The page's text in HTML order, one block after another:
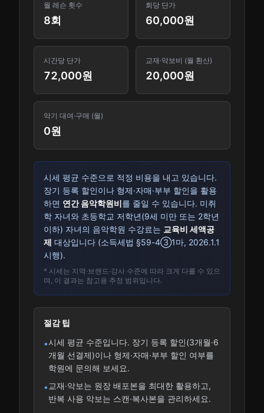
월 레슨 횟수
8회
회당 단가
60,000원
시간당 단가
72,000원
교재·악보비 (월 환산)
20,000원
악기 대여·구매 (월)
0원
시세 평균 수준으로 적정 비용을 내고 있습니다.
장기 등록 할인이나 형제·자매·부부 할인을 활용
하면 연간 음악학원비를 줄일 수 있습니다. 미취
학 자녀와 초등학교 저학년(9세 미만 또는 2학년
이하) 자녀의 음악학원 수강료는 교육비 세액공
제 대상입니다 (소득세법 §59-4③1마, 2026.1.1
시행).
* 시세는 지역·브랜드·강사 수준에 따라 크게 다를 수 있으
며, 이 결과는 참고용 추정 범위입니다.
절감 팁
•시세 평균 수준입니다. 장기 등록 할인(3개월·6
개월 선결제)이나 형제·자매·부부 할인 여부를
학원에 문의해 보세요.
• 교재·악보는 원장 배포본을 최대한 활용하고,
반복 사용 악보는 스캔·복사본을 관리하세요.